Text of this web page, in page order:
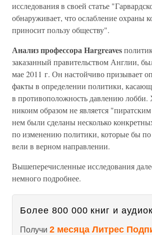
исследования в своей статье
обнаруживает, что ослабление охраны
приносит пользу обществу".
Анализ профессора Hargreaves
заказанный правительством Англии,
мае 2011 г. Он настойчиво призывает
факты в определении политики,
в противоположность давлению лобби.
никоим образом не является
нем были сделаны несколько
по изменению политики, которые бы
вели в верном направлении.
Вышеперечисленные исследования
немного подробнее.
Более 800 000 книг и
Получи 2 месяца Литрес